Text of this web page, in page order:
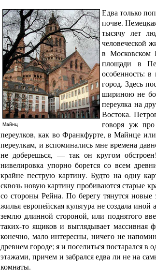
Майнц
Едва только
почве.
тысячу лет
человеческой
в Московском
площади в
особенность:
город. Здесь
шириною не
переулка на
Востока.
говоря уж
переулков, как во Франкфурте, в Майнце
переулкам, и вспоминались мне времена
не доберешься, — так он кругом
нивелировка упорно борется со всем
крайне пеструю картину. Будто на одну
сквозь новую картину пробиваются старые
со стороны Рейна. По берегу тянутся новые
жилья европейская культура не создала
землю длинной стороной, или поднятого
таких-то ящиков и выглядывает
конечно, мало интересны, ничего не
древнем городе; я и поселиться постарался
этажами, причем и забрался едва ли не на
комнаты.